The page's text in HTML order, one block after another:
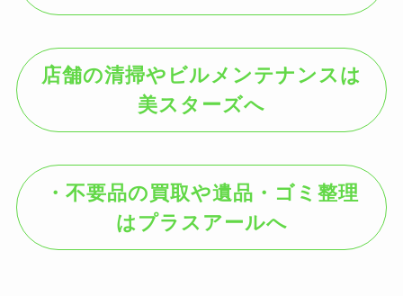
店舗の清掃やビルメンテナンスは
美スターズへ
・不要品の買取や遺品・ゴミ整理
はプラスアールへ